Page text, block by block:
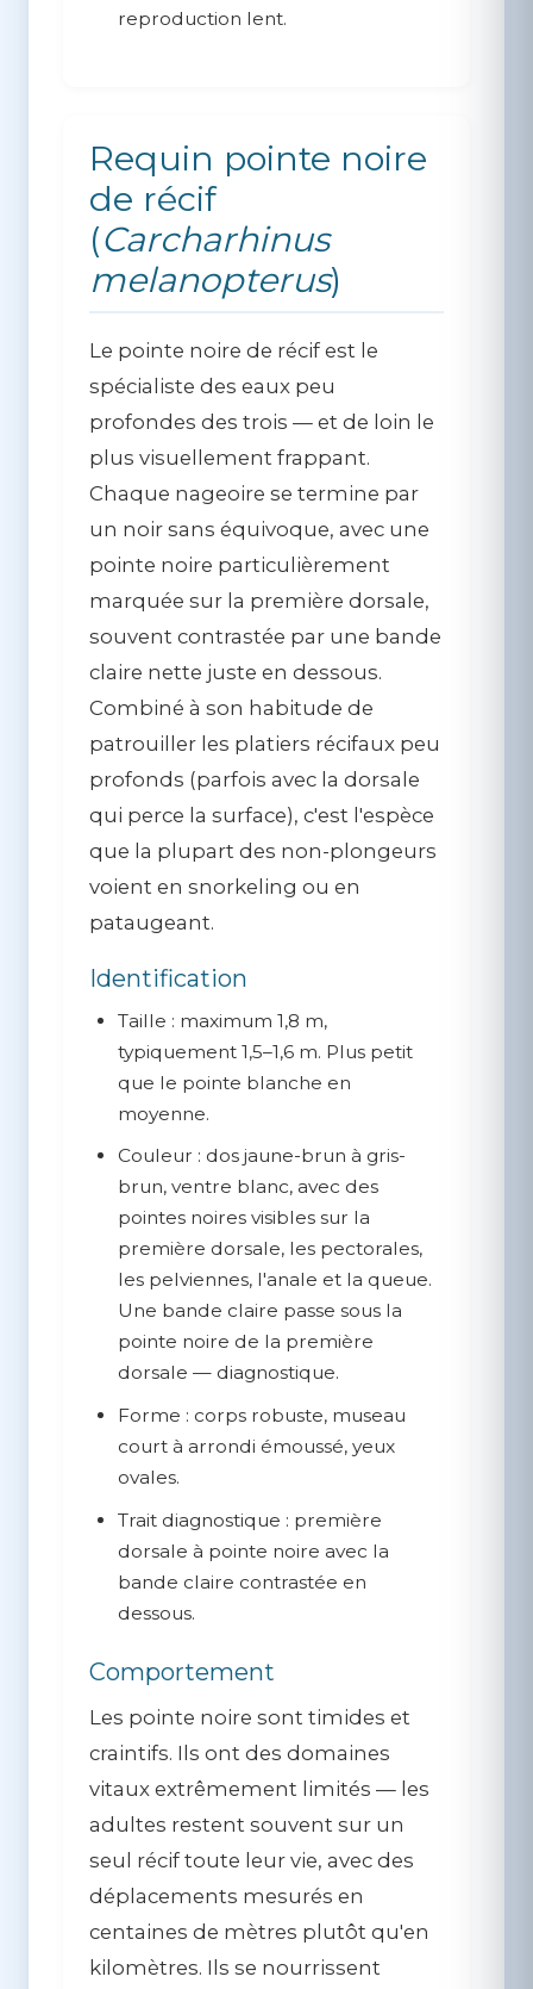
reproduction lent.
Requin pointe noire
de récif
(Carcharhinus
melanopterus)
Le pointe noire de récif est le
spécialiste des eaux peu
profondes des trois — et de loin le
plus visuellement frappant.
Chaque nageoire se termine par
un noir sans équivoque, avec une
pointe noire particulièrement
marquée sur la première dorsale,
souvent contrastée par une bande
claire nette juste en dessous.
Combiné à son habitude de
patrouiller les platiers récifaux peu
profonds (parfois avec la dorsale
qui perce la surface), c'est l'espèce
que la plupart des non-plongeurs
voient en snorkeling ou en
pataugeant.
Identification
Taille : maximum 1,8 m,
typiquement 1,5–1,6 m. Plus petit
que le pointe blanche en
moyenne.
Couleur : dos jaune-brun à gris-
brun, ventre blanc, avec des
pointes noires visibles sur la
première dorsale, les pectorales,
les pelviennes, l'anale et la queue.
Une bande claire passe sous la
pointe noire de la première
dorsale — diagnostique.
Forme : corps robuste, museau
court à arrondi émoussé, yeux
ovales.
Trait diagnostique : première
dorsale à pointe noire avec la
bande claire contrastée en
dessous.
Comportement
Les pointe noire sonttimides et
craintifs. Ils ont des domaines
vitaux extrêmement limités — les
adultes restent souvent sur un
seul récif toute leur vie, avec des
déplacements mesurés en
centaines de mètres plutôt qu'en
kilomètres. Ils se nourrissent